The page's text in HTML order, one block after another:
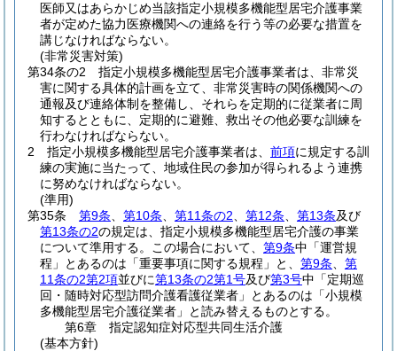
医師又はあらかじめ当該指定小規模多機能型居宅介護事業
者が定めた協力医療機関への連絡を行う等の必要な措置を
講じなければならない。
(非常災害対策)
第34条の2
指定小規模多機能型居宅介護事業者は、非常災
害に関する具体的計画を立て、非常災害時の関係機関への
通報及び連絡体制を整備し、それらを定期的に従業者に周
知するとともに、定期的に避難、救出その他必要な訓練を
行わなければならない。
2
指定小規模多機能型居宅介護事業者は、 前項に規定する訓
練の実施に当たって、地域住民の参加が得られるよう連携
に努めなければならない。
(準用)
第35条
第9条 第10条 第11条の2 第12条 第13条及び
第13条の2の規定は、指定小規模多機能型居宅介護の事業
について準用する。
この場合において、 第9条中「運営規
程」とあるのは「重要事項に関する規程」と、 第9条
第
11条の2第2項並びに第13条の2第1号及び第3号中「定期巡
回・随時対応型訪問介護看護従業者」とあるのは「小規模
多機能型居宅介護従業者」と読み替えるものとする。
第6章
指定認知症対応型共同生活介護
(基本方針)